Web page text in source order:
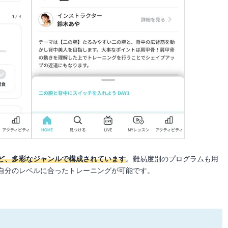
、多彩なジャンルで構成されています。難易度別のプログラムも用
のレベルに合ったトレーニングが可能です。